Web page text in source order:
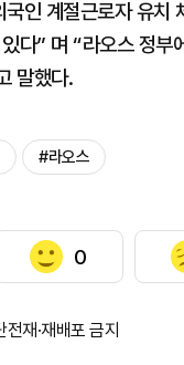
인 계절근로자 유치
다” 며 “라오스 정
말했다.
#라오스
0
재·재배포 금지